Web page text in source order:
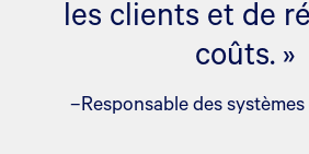
les clients et de
coûts. »
–Responsable des